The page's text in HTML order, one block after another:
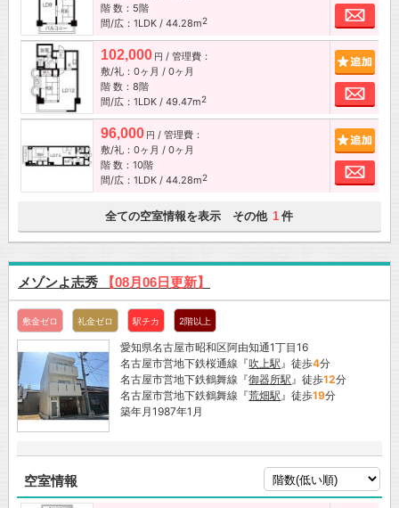
階 数：5階
間/広：1LDK / 44.28m2
お
102,000 円 / 管理費：
敷/礼：0ヶ月 / 0ヶ月
階 数：8階
間/広：1LDK / 49.47m2
お
96,000 円 / 管理費：
敷/礼：0ヶ月 / 0ヶ月
階 数：10階
間/広：1LDK / 44.28m2
お
全ての空室情報を表示 その他 1 件
メゾンよ志秀 【08月06日更新】
敷金ゼロ 礼金ゼロ 駅チカ 2階以上
愛知県名古屋市昭和区阿由知通1丁目16
名古屋市営地下鉄桜通線『吹上駅 』徒歩4分
名古屋市営地下鉄鶴舞線『御器所駅 』徒歩12分
名古屋市営地下鉄鶴舞線『荒畑駅 』徒歩19分
築年月1987年1月
空室情報